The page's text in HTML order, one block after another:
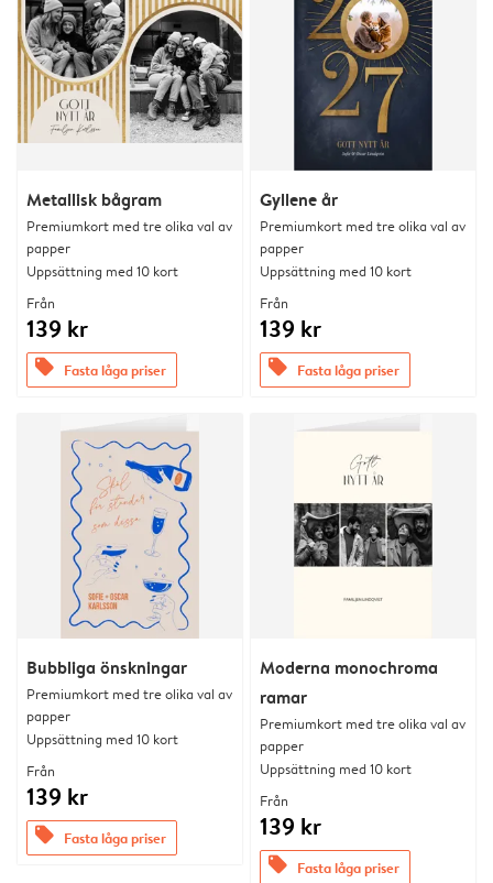
Metallisk bågram
Premiumkort med tre olika val av
papper
Uppsättning med 10 kort
Från
139 kr
offers Fasta låga priser
Gyllene år
Premiumkort med tre olika val av
papper
Uppsättning med 10 kort
Från
139 kr
offers Fasta låga priser
Bubbliga önskningar
Premiumkort med tre olika val av
papper
Uppsättning med 10 kort
Från
139 kr
offers Fasta låga priser
Moderna monochroma
ramar
Premiumkort med tre olika val av
papper
Uppsättning med 10 kort
Från
139 kr
offers Fasta låga priser